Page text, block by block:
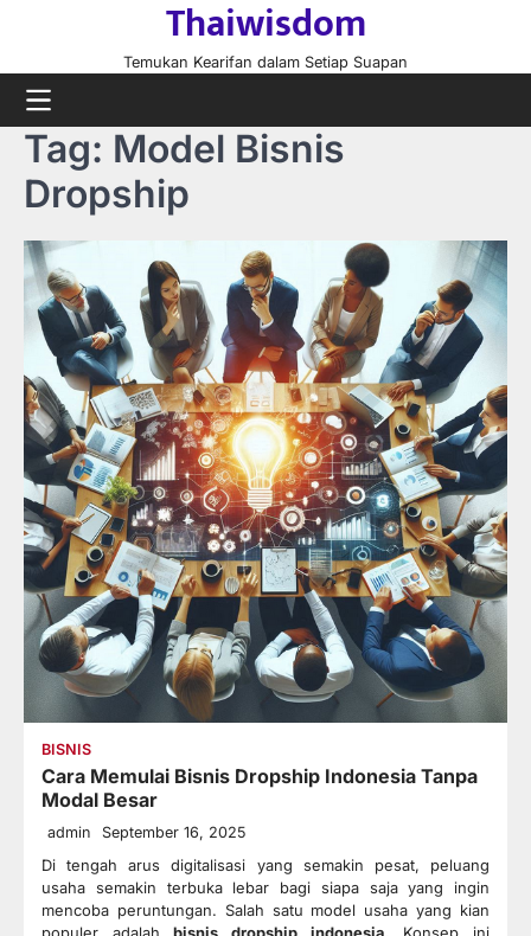
content
Thaiwisdom
Temukan Kearifan dalam Setiap Suapan
Tag: Model Bisnis
Dropship
BISNIS
Cara Memulai Bisnis Dropship Indonesia Tanpa
Modal Besar
admin September 16, 2025
Di tengah arus digitalisasi yang semakin pesat, peluang
usaha semakin terbuka lebar bagi siapa saja yang ingin
mencoba peruntungan. Salah satu model usaha yang kian
populer adalahbisnis dropship indonesia. Konsep ini